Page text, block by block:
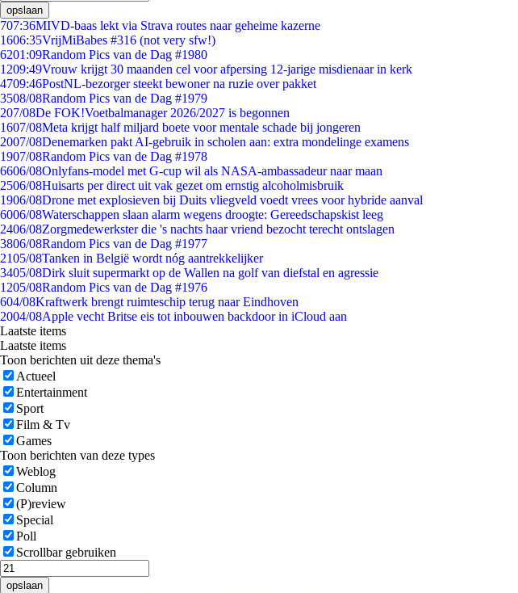
opslaan
707:36MIVD-baas lekt via Strava routes naar geheime kazerne
1606:35VrijMiBabes #316 (not very sfw!)
6201:09Random Pics van de Dag #1980
1209:49Vrouw krijgt 30 maanden cel voor afpersing 12-jarige misdienaar in kerk
4709:46PostNL-bezorger steekt bewoner na ruzie over pakket
3508/08Random Pics van de Dag #1979
207/08De FOK!Voetbalmanager 2026/2027 is begonnen
1607/08Meta krijgt half miljard boete voor mentale schade bij jongeren
2007/08Denemarken pakt AI-gebruik in scholen aan: extra mondelinge examens
1907/08Random Pics van de Dag #1978
6606/08Onlyfans-model met G-cup wil als NASA-ambassadeur naar maan
2506/08Huisarts per direct uit vak gezet om ernstig alcoholmisbruik
1906/08Drone met explosieven bij Duits vliegveld voedt vrees voor hybride aanval
6006/08Waterschappen slaan alarm wegens droogte: Gereedschapskist leeg
2406/08Zorgmedewerkster die 's nachts haar vriend bezocht terecht ontslagen
3806/08Random Pics van de Dag #1977
2105/08Tanken in België wordt nóg aantrekkelijker
3405/08Dirk sluit supermarkt op de Wallen na golf van diefstal en agressie
1205/08Random Pics van de Dag #1976
604/08Kraftwerk brengt ruimteschip terug naar Eindhoven
2004/08Apple vecht Britse eis tot inbouwen backdoor in iCloud aan
Laatste items
Laatste items
Toon berichten uit deze thema's
Actueel
Entertainment
Sport
Film & Tv
Games
Toon berichten van deze types
Weblog
Column
(P)review
Special
Poll
Scrollbar gebruiken
opslaan